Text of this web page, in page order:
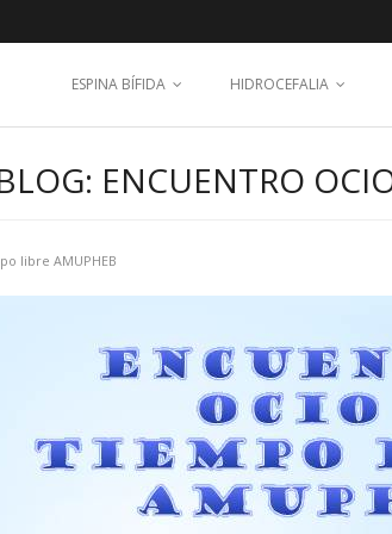
ESPINA BÍFIDA HIDROCEFALIA
ENCUENTRO
libre AMUPHEB